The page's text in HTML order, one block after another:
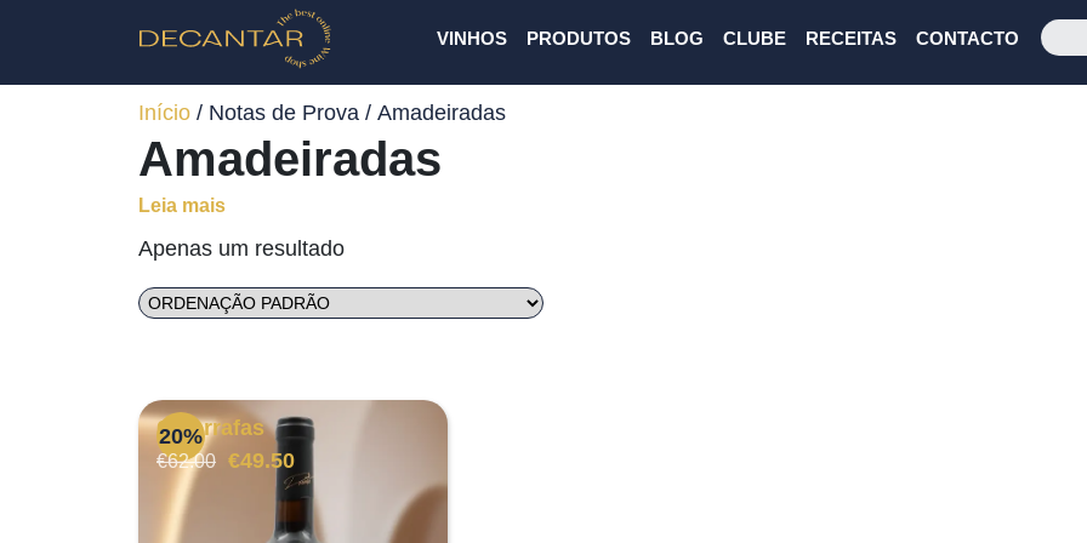
VINHOS PRODUTOS BLOG CLUBE RECEITAS CONTACTO
Início / Notas de Prova / Amadeiradas
Amadeiradas
Leia mais
Apenas um resultado
20%
6 Garrafas
€62.00 O
preço
original
€49.50O
preço
atual